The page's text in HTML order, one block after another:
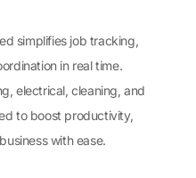
simplifies job tracking,
in real time.
electrical, cleaning, and
to boost productivity,
with ease.